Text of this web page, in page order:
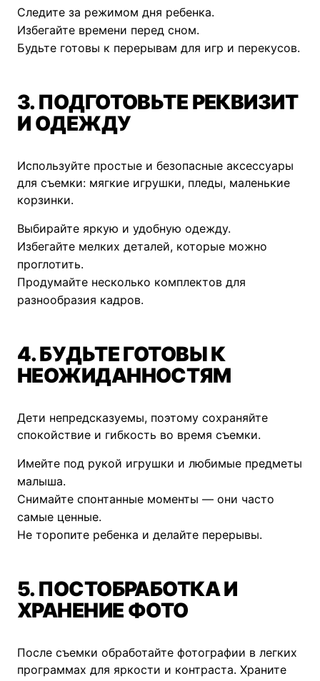
Следите за режимом дня ребенка.
Избегайте времени перед сном.
Будьте готовы к перерывам для игр и перекусов.
3. ПОДГОТОВЬТЕ РЕКВИЗИТ
И ОДЕЖДУ
Используйте простые и безопасные аксессуары
для съемки: мягкие игрушки, пледы, маленькие
корзинки.
Выбирайте яркую и удобную одежду.
Избегайте мелких деталей, которые можно
проглотить.
Продумайте несколько комплектов для
разнообразия кадров.
4. БУДЬТЕ ГОТОВЫ К
НЕОЖИДАННОСТЯМ
Дети непредсказуемы, поэтому сохраняйте
спокойствие и гибкость во время съемки.
Имейте под рукой игрушки и любимые предметы
малыша.
Снимайте спонтанные моменты — они часто
самые ценные.
Не торопите ребенка и делайте перерывы.
5. ПОСТОБРАБОТКА И
ХРАНЕНИЕ ФОТО
После съемки обработайте фотографии в легких
программах для яркости и контраста. Храните